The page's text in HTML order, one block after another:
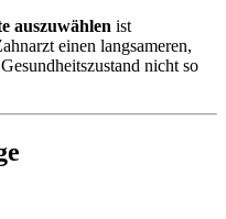
auszuwählen ist
einen langsameren,
nicht so